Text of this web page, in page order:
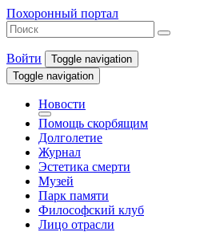
Похоронный портал
Войти
Toggle navigation
Toggle navigation
Новости
Помощь скорбящим
Долголетие
Журнал
Эстетика смерти
Музей
Парк памяти
Философский клуб
Лицо отрасли